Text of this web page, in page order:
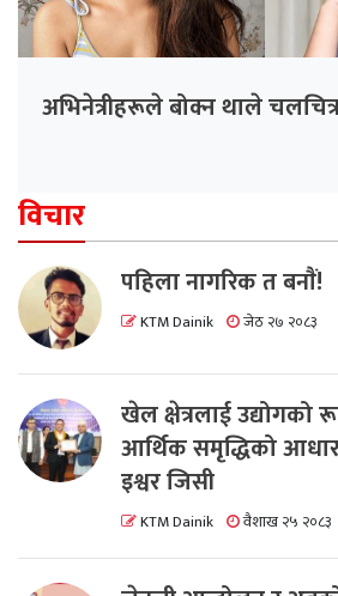
अभिनेत्रीहरूले बोक्न थाले
विचार
पहिला नागरिक त बनाैं!
KTM Dainik जेठ २७ २०८३
खेल क्षेत्रलाई उद्योगको
आर्थिक समृद्धिको
इश्वर जिसी
KTM Dainik वैशाख २५ २०८३